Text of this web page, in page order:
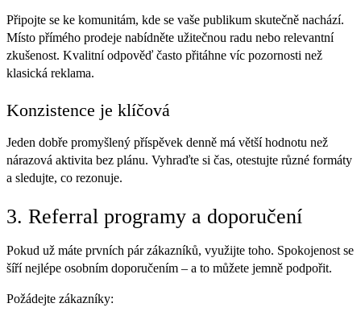
Připojte se ke komunitám, kde se vaše publikum skutečně nachází.
Místo přímého prodeje nabídněte užitečnou radu nebo relevantní
zkušenost. Kvalitní odpověď často přitáhne víc pozornosti než
klasická reklama.
Konzistence je klíčová
Jeden dobře promyšlený příspěvek denně má větší hodnotu než
nárazová aktivita bez plánu. Vyhraďte si čas, otestujte různé formáty
a sledujte, co rezonuje.
3. Referral programy a doporučení
Pokud už máte prvních pár zákazníků, využijte toho. Spokojenost se
šíří nejlépe osobním doporučením – a to můžete jemně podpořit.
Požádejte zákazníky: